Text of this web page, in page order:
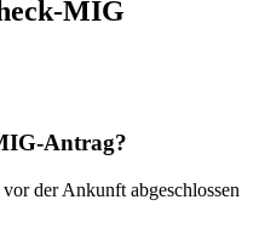
MIG
Antrag?
der Ankunft abgeschlossen